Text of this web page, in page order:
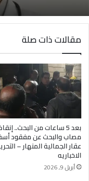
تأجيل نظر استئناف
أعلى المحور – التحرير الاخباريه
مقالات ذات صلة
بعد 5 ساعات من البحث..
مصاب والبحث عن مفقود
عقار الجمالية المنهار –
الاخباريه
أبريل 9, 2026